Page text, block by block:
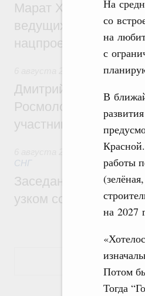
На
со
на
с
В
работы
на 2027
Потом
Тогда
Марат Хуснуллин:
ведущих к
нацпроекту
Молодёжная
Дмитрий
Росмолодёжи
участников проекта
Евразийский
СНГ
Заседание
узком составе